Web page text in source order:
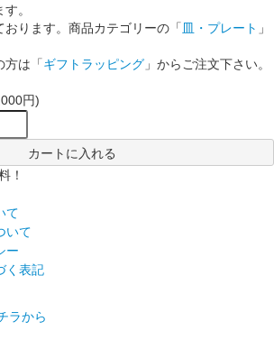
。
ります。商品カテゴリーの「 皿・プレート 」
方は「ギフトラッピング 」からご注文下さい。
円)
カートに入れる
！
て
いて
ー
く表記
ラから